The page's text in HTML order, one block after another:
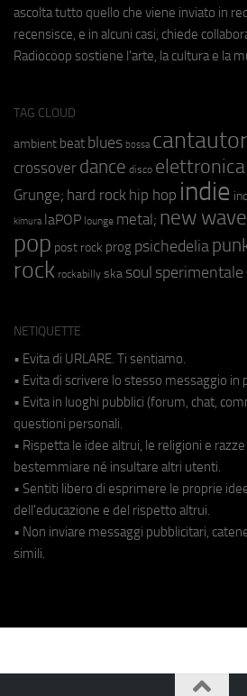
ascolta tutto quello che viene inviato in
recensisce, e in alcuni casi, chiede
Radiocoop sostiene l'arte, la cultura e la
TAG CLOUD
ambient beat blues bossa
crossover dance disco elettronica
Grunge; hard rock hip hop indie
kimura laPOP lounge metal; new wave
pop post rock prog psichedelia
rock rockabilly ska soul sperimentale
NETIQUETTE
• Evita di URLARE. Ti sentiamo.
• Evita di scrivere lo stesso messaggio in
• Evita in luoghi pubblici (forum, chat,
questioni personali.
• Rispetta le idee altrui, le religioni e
bestemmiare né insultare altri utenti.
• Sentiti libero di esprimere le proprie
dell'educazione e del rispetto altrui.
• Non inviare messaggi pubblicitari,
simili.